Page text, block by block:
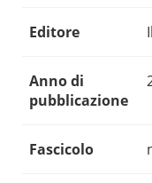
Editore
Anno di
pubblicazione
Fascicolo